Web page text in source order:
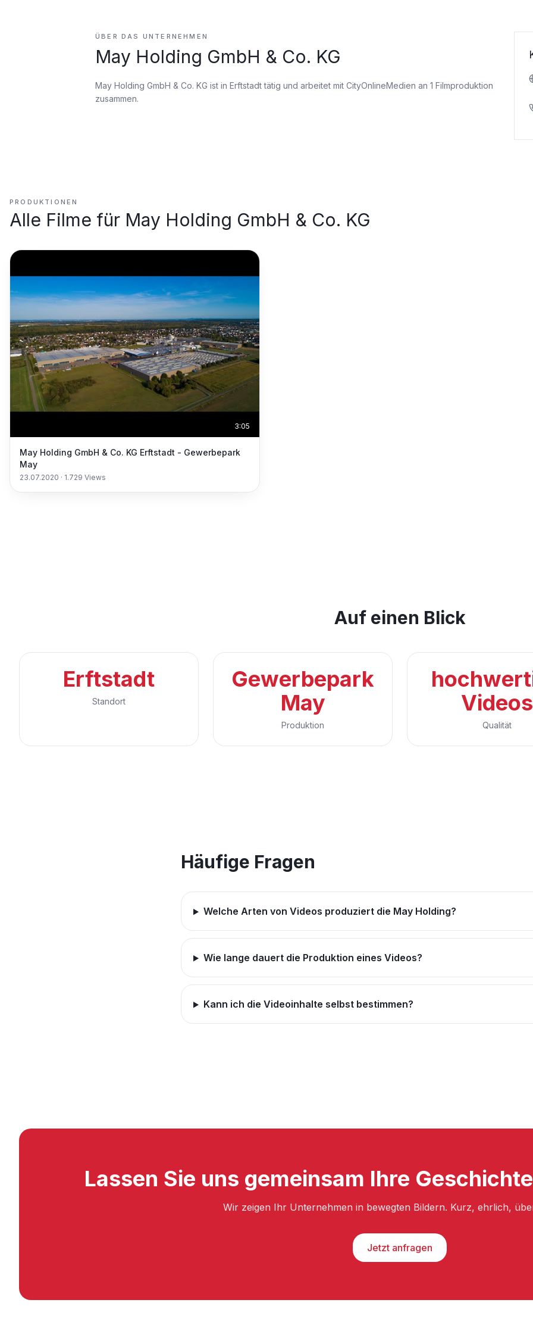
ÜBER DAS UNTERNEHMEN
May Holding GmbH & Co. KG
May Holding GmbH & Co. KG ist in Erftstadt tätig und arbeitet mit CityOnlineMedien an 1 Filmproduktion
zusammen.
PRODUKTIONEN
Alle Filme für May Holding GmbH & Co. KG
3:05
May Holding GmbH & Co. KG Erftstadt - Gewerbepark
May
23.07.2020 · 1.729 Views
Auf einen Blick
Erftstadt
Standort
Gewerbepark
May
Produktion
Videos
Qualität
Häufige Fragen
Welche Arten von Videos produziert die May Holding?
Wie lange dauert die Produktion eines Videos?
Kann ich die Videoinhalte selbst bestimmen?
Lassen Sie uns gemeinsam Ihre
Wir zeigen Ihr Unternehmen in bewegten Bildern. Kurz, ehrlich,
Jetzt anfragen